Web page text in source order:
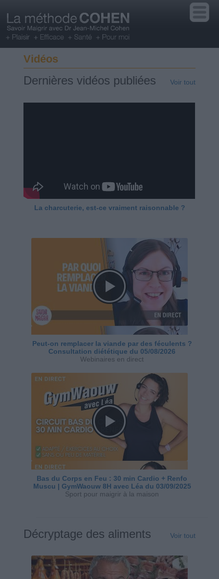
Vidéos
Dernières vidéos publiées Voir tout
La charcuterie, est-ce vraiment raisonnable ?
Peut-on remplacer la viande par des féculents ?
Consultation diététique du 05/08/2026
Webinaires en direct
Bas du Corps en Feu : 30 min Cardio + Renfo
Muscu | GymWaouw 8H avec Léa du 03/09/2025
Sport pour maigrir à la maison
Décryptage des aliments Voir tout